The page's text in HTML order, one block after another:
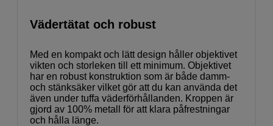
Vädertätat och robust
Med en kompakt och lätt design håller objektivet
vikten och storleken till ett minimum. Objektivet
har en robust konstruktion som är både damm-
och stänksäker vilket gör att du kan använda det
även under tuffa väderförhållanden. Kroppen är
gjord av 100% metall för att klara påfrestningar
och hålla länge.